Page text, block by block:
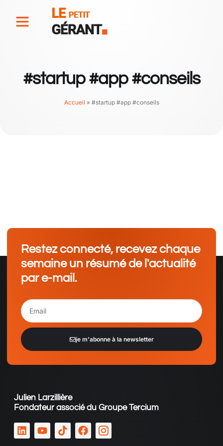
#startup #app #conseils
Accueil » #startup #app #conseils
Restez connecté, recevez chaque
semaine un résumé de l'actualité
par e-mail.
je m'abonne à la newsletter
Julien Larzillière
Fondateur associé du Groupe Tercium